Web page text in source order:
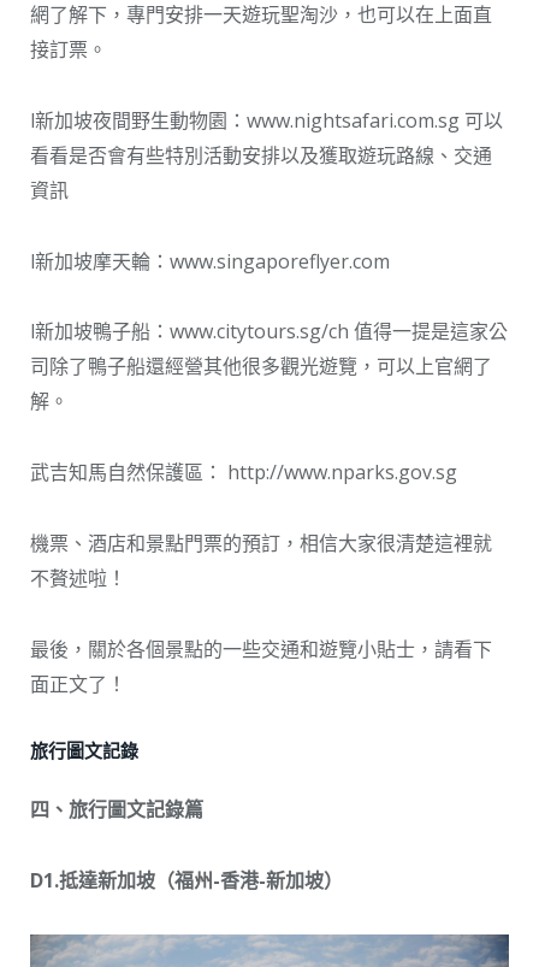
網了解下，專門安排一天遊玩聖淘沙，也可以在上面直
接訂票。
l新加坡夜間野生動物園：www.nightsafari.com.sg 可以
看看是否會有些特別活動安排以及獲取遊玩路線、交通
資訊
l新加坡摩天輪：www.singaporeflyer.com
l新加坡鴨子船：www.citytours.sg/ch 值得一提是這家公
司除了鴨子船還經營其他很多觀光遊覽，可以上官網了
解。
武吉知馬自然保護區： http://www.nparks.gov.sg
機票、酒店和景點門票的預訂，相信大家很清楚這裡就
不贅述啦！
最後，關於各個景點的一些交通和遊覽小貼士，請看下
面正文了！
旅行圖文記錄
四、旅行圖文記錄篇
D1.抵達新加坡（福州-香港-新加坡）